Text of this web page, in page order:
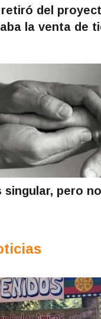
del
la venta de
singular, pero